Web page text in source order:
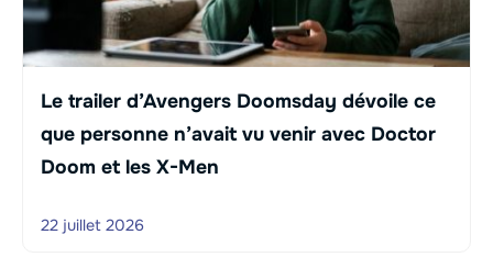
Le trailer d’Avengers Doomsday dévoile ce
que personne n’avait vu venir avec Doctor
Doom et les X-Men
22 juillet 2026